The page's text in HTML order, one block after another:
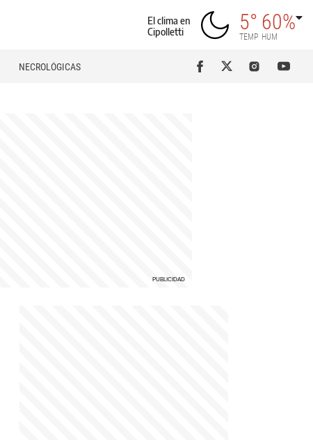
El clima en
Cipolletti
5°
TEMP
60%
HUM
NECROLÓGICAS